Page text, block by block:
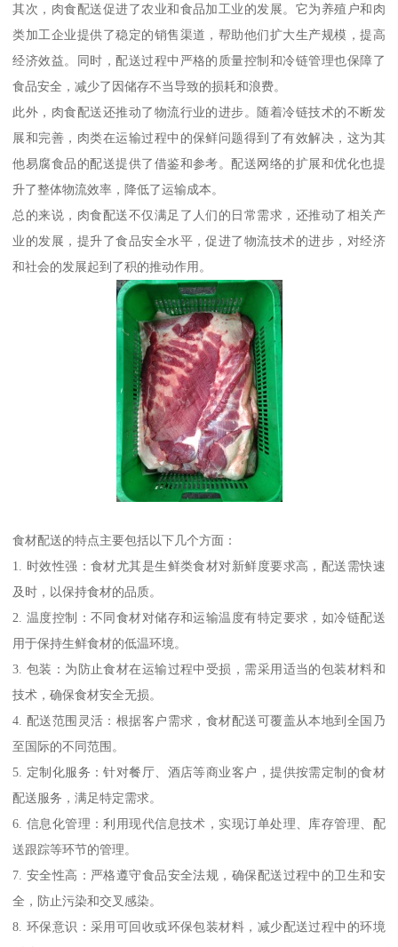
其次，肉食配送促进了农业和食品加工业的发展。它为养殖户和肉
类加工企业提供了稳定的销售渠道，帮助他们扩大生产规模，提高
经济效益。同时，配送过程中严格的质量控制和冷链管理也保障了
食品安全，减少了因储存不当导致的损耗和浪费。
此外，肉食配送还推动了物流行业的进步。随着冷链技术的不断发
展和完善，肉类在运输过程中的保鲜问题得到了有效解决，这为其
他易腐食品的配送提供了借鉴和参考。配送网络的扩展和优化也提
升了整体物流效率，降低了运输成本。
总的来说，肉食配送不仅满足了人们的日常需求，还推动了相关产
业的发展，提升了食品安全水平，促进了物流技术的进步，对经济
和社会的发展起到了积的推动作用。
食材配送的特点主要包括以下几个方面：
1. 时效性强：食材尤其是生鲜类食材对新鲜度要求高，配送需快速
及时，以保持食材的品质。
2. 温度控制：不同食材对储存和运输温度有特定要求，如冷链配送
用于保持生鲜食材的低温环境。
3. 包装：为防止食材在运输过程中受损，需采用适当的包装材料和
技术，确保食材安全无损。
4. 配送范围灵活：根据客户需求，食材配送可覆盖从本地到全国乃
至国际的不同范围。
5. 定制化服务：针对餐厅、酒店等商业客户，提供按需定制的食材
配送服务，满足特定需求。
6. 信息化管理：利用现代信息技术，实现订单处理、库存管理、配
送跟踪等环节的管理。
7. 安全性高：严格遵守食品安全法规，确保配送过程中的卫生和安
全，防止污染和交叉感染。
8. 环保意识：采用可回收或环保包装材料，减少配送过程中的环境